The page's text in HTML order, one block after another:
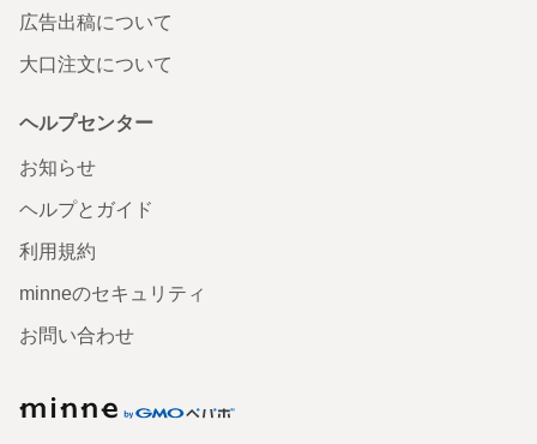
広告出稿について
大口注文について
ヘルプセンター
お知らせ
ヘルプとガイド
利用規約
minneのセキュリティ
お問い合わせ